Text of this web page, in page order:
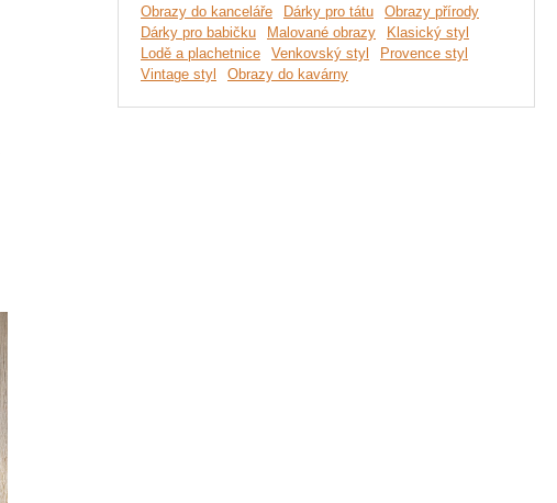
Obrazy do kanceláře
Dárky pro tátu
Obrazy přírody
Dárky pro babičku
Malované obrazy
Klasický styl
Lodě a plachetnice
Venkovský styl
Provence styl
Vintage styl
Obrazy do kavárny